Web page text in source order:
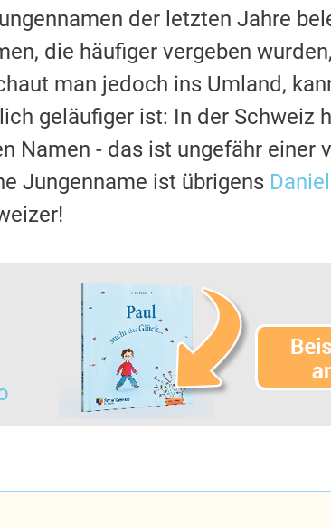
der letzten Jahre
die häufiger vergeben
man jedoch ins Umland,
geläufiger ist: In der Schweiz
Namen - das ist ungefähr einer
Jungenname ist übrigens Daniel